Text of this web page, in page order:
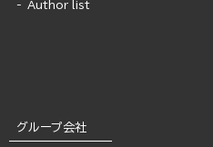
Author list
グループ会社